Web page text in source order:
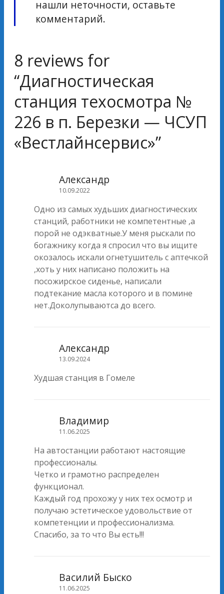
нашли неточности, оставьте
комментарий.
8 reviews for
“Диагностическая
станция техосмотра №
226 в п. Березки — ЧСУП
«Вестлайнсервис»”
Александр
10.09.2022
Одно из самых худьших диагностических
станций, работники не компетентные ,а
порой не одэкватные.У меня рыскали по
богажнику когда я спросил что вы ищите
окозалось искали огнетушитель с аптечкой
,хоть у них написано положить на
посожирское сиденье, написали
подтекание масла которого и в помине
нет.Доколупываютса до всего.
Александр
13.09.2024
Худшая станция в Гомеле
Владимир
11.06.2025
На автостанции работают настоящие
профессионалы.
Четко и грамотно распределен
функционал.
Каждый год прохожу у них тех осмотр и
получаю эстетическое удовольствие от
компетенции и профессионализма.
Спасибо, за то что Вы есть!!!
Василий Быско
11.06.2025